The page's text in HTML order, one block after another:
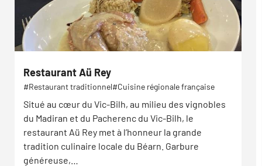
Restaurant Aü Rey
Restaurant traditionnel Cuisine régionale française
Situé au cœur du Vic-Bilh, au milieu des vignobles
du Madiran et du Pacherenc du Vic-Bilh, le
restaurant Aü Rey met à l’honneur la grande
tradition culinaire locale du Béarn. Garbure
généreuse,…